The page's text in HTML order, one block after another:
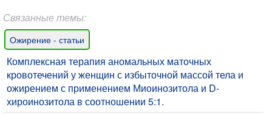
Связанные темы:
Ожирение - статьи
​Комплексная терапия аномальных маточных
кровотечений у женщин с избыточной массой тела и
ожирением с применением Миоинозитола и D-
хироинозитола в соотношении 5:1.